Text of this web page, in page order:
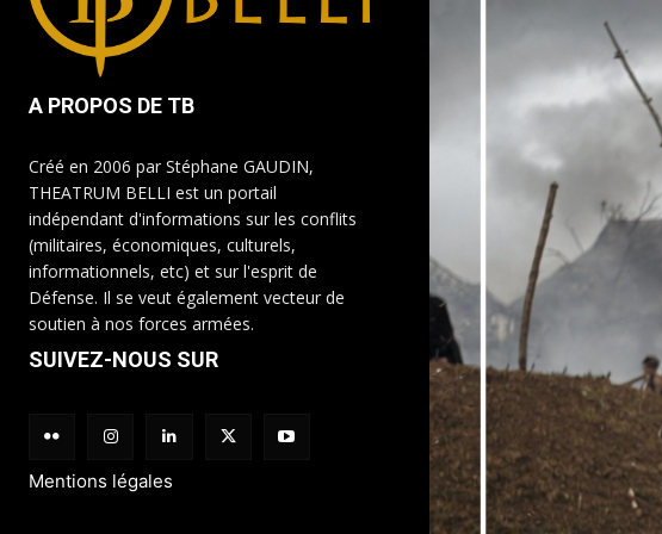
A PROPOS DE TB
Créé en 2006 par Stéphane GAUDIN,
THEATRUM BELLI est un portail
indépendant d'informations sur les conflits
(militaires, économiques, culturels,
informationnels, etc) et sur l'esprit de
Défense. Il se veut également vecteur de
soutien à nos forces armées.
SUIVEZ-NOUS SUR
Mentions légales